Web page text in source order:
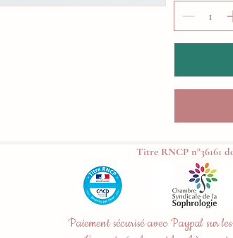
Titre RNCP n°36161
Paiement sécurisé avec Paypal sur